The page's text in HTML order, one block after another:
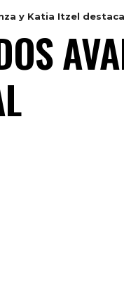
y Katia Itzel